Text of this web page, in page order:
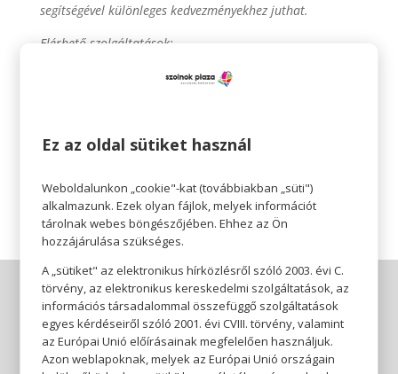
segítségével különleges kedvezményekhez juthat.
Elérhető szolgáltatások:
Vállalati szűrés
Ez az oldal sütiket használ
Weboldalunkon „cookie"-kat (továbbiakban „süti")
alkalmazunk. Ezek olyan fájlok, melyek információt
tárolnak webes böngészőjében. Ehhez az Ön
hozzájárulása szükséges.
A „sütiket" az elektronikus hírközlésről szóló 2003. évi C.
törvény, az elektronikus kereskedelmi szolgáltatások, az
információs társadalommal összefüggő szolgáltatások
egyes kérdéseiről szóló 2001. évi CVIII. törvény, valamint
az Európai Unió előírásainak megfelelően használjuk.
Azon weblapoknak, melyek az Európai Unió országain